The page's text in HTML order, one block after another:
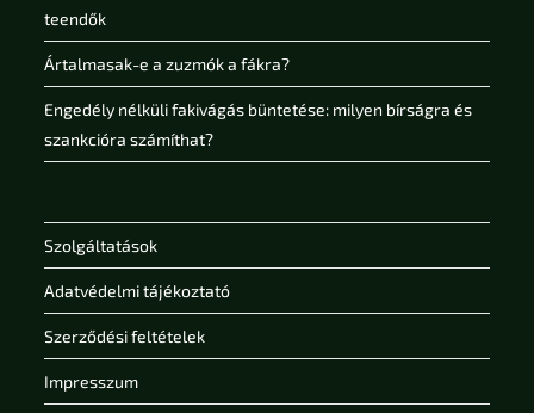
teendők
Ártalmasak-e a zuzmók a fákra?
Engedély nélküli fakivágás büntetése: milyen bírságra és
szankcióra számíthat?
Szolgáltatások
Adatvédelmi tájékoztató
Szerződési feltételek
Impresszum